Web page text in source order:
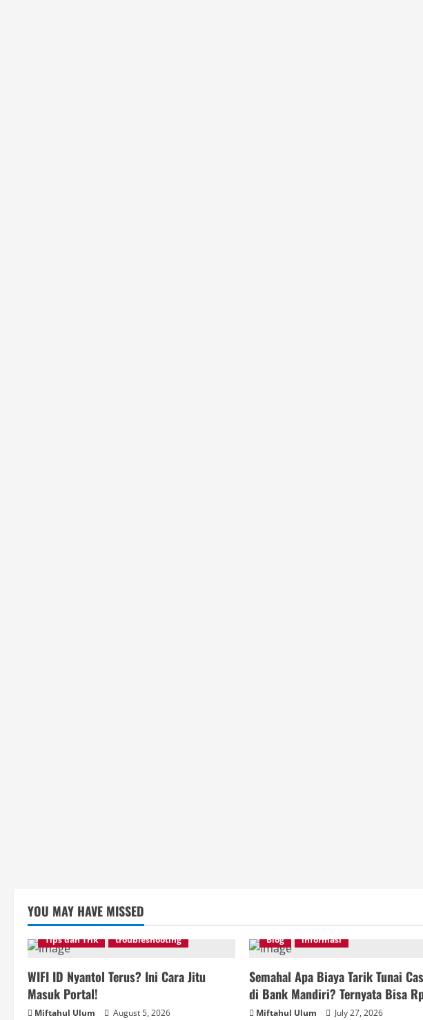
YOU MAY HAVE MISSED
Tips dan Trik troubleshooting
WIFI ID Nyantol Terus? Ini Cara Jitu
Masuk Portal!
Miftahul Ulum August 5, 2026
Blog informasi
Semahal Apa Biaya Tarik Tunai
di Bank Mandiri? Ternyata Bisa
Miftahul Ulum July 27, 2026